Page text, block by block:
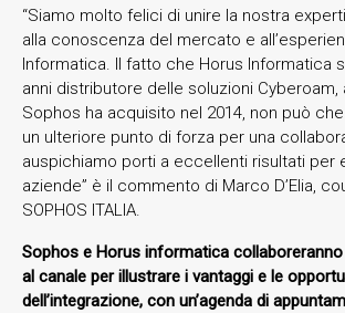
“Siamo molto felici di unire la nostra
alla conoscenza del mercato e
Informatica. Il fatto che Horus Informatica
anni distributore delle soluzioni Cyberoam,
Sophos ha acquisito nel 2014, non può
un ulteriore punto di forza per una
auspichiamo porti a eccellenti risultati per
aziende” è il commento di Marco D’Elia,
SOPHOS ITALIA.
Sophos e Horus informatica
al canale per illustrare i vantaggi e le
dell’integrazione, con un’agenda di